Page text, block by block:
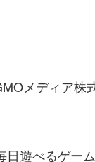
メディア株
遊べるゲー